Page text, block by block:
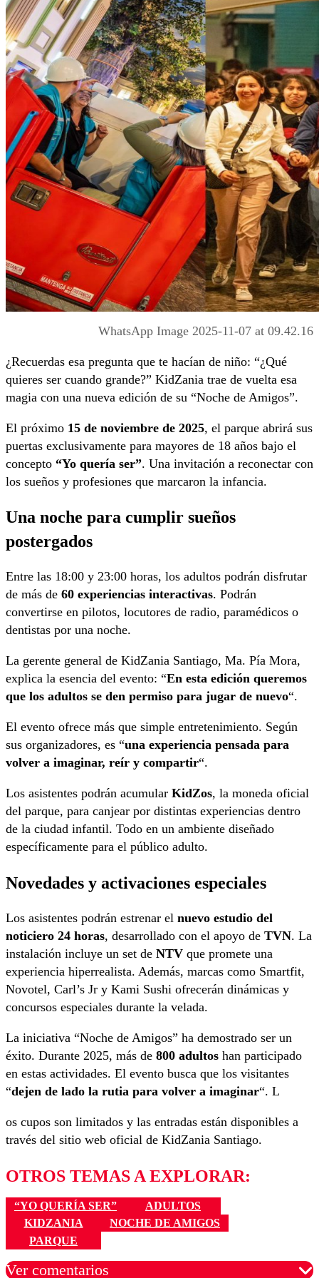
WhatsApp Image 2025-11-07 at 09.42.16
¿Recuerdas esa pregunta que te hacían de niño: “¿Qué
quieres ser cuando grande?” KidZania trae de vuelta esa
magia con una nueva edición de su “Noche de Amigos”.
El próximo 15 de noviembre de 2025, el parque abrirá sus
puertas exclusivamente para mayores de 18 años bajo el
concepto “Yo quería ser”. Una invitación a reconectar con
los sueños y profesiones que marcaron la infancia.
Una noche para cumplir sueños
postergados
Entre las 18:00 y 23:00 horas, los adultos podrán disfrutar
de más de 60 experiencias interactivas. Podrán
convertirse en pilotos, locutores de radio, paramédicos o
dentistas por una noche.
La gerente general de KidZania Santiago, Ma. Pía Mora,
explica la esencia del evento: “En esta edición queremos
que los adultos se den permiso para jugar de nuevo“.
El evento ofrece más que simple entretenimiento. Según
sus organizadores, es “una experiencia pensada para
volver a imaginar, reír y compartir“.
Los asistentes podrán acumular KidZos, la moneda oficial
del parque, para canjear por distintas experiencias dentro
de la ciudad infantil. Todo en un ambiente diseñado
específicamente para el público adulto.
Novedades y activaciones especiales
Los asistentes podrán estrenar el nuevo estudio del
noticiero 24 horas, desarrollado con el apoyo de TVN. La
instalación incluye un set de NTV que promete una
experiencia hiperrealista. Además, marcas como Smartfit,
Novotel, Carl’s Jr y Kami Sushi ofrecerán dinámicas y
concursos especiales durante la velada.
La iniciativa “Noche de Amigos” ha demostrado ser un
éxito. Durante 2025, más de 800 adultos han participado
en estas actividades. El evento busca que los visitantes
“dejen de lado la rutia para volver a imaginar“. L
os cupos son limitados y las entradas están disponibles a
través del sitio web oficial de KidZania Santiago.
OTROS TEMAS A EXPLORAR:
“YO QUERÍA SER”
ADULTOS
KIDZANIA
NOCHE DE AMIGOS
PARQUE
Ver comentarios